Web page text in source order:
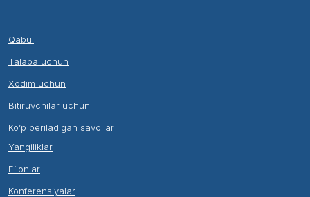
Qabul
Talaba uchun
Xodim uchun
Bitiruvchilar uchun
Ko’p beriladigan savollar
Yangiliklar
E’lonlar
Konferensiyalar